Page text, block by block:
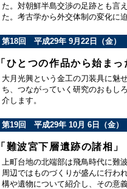
た。対朝鮮半島交渉の足跡とも言
た。考古学から外交体制の変化に迫
第18回 平成29年 9月22日（金）
「ひとつの作品から始ま
大月光興という金工の刀装具に魅
ち、つながっていく研究のおもし
介します。
第19回 平成29年 10月 6日（金）
「難波宮下層遺跡の諸相」
上町台地の北端部は飛鳥時代に難
周辺ではものづくりが盛んに行わ
構や遺物について紹介し、その意